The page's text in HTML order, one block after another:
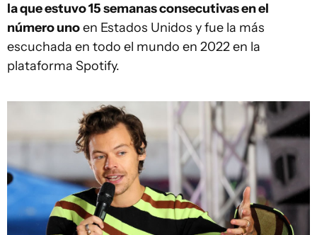
la que estuvo 15 semanas consecutivas en el
número unoen Estados Unidos y fue la más
escuchada en todo el mundo en 2022 en la
plataforma Spotify.